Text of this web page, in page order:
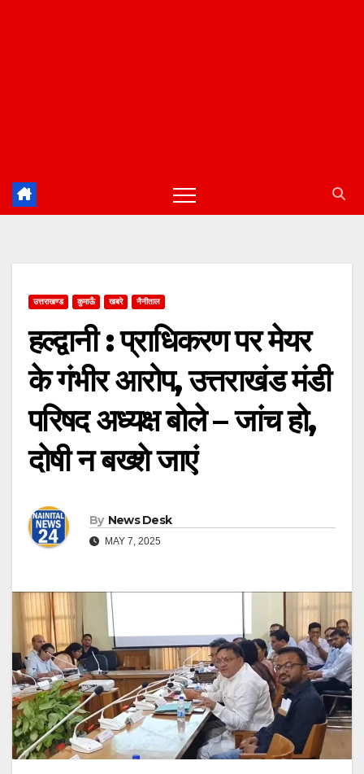
उत्तराखण्ड कुमाऊँ खबरे नैनीताल
हल्द्वानी : प्राधिकरण पर मेयर
के गंभीर आरोप, उत्तराखंड मंडी
परिषद अध्यक्ष बोले – जांच हो,
दोषी न बख्शे जाएं
By News Desk
MAY 7, 2025